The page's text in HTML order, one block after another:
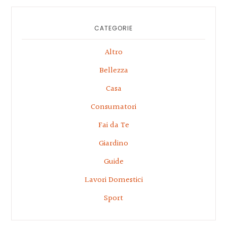
CATEGORIE
Altro
Bellezza
Casa
Consumatori
Fai da Te
Giardino
Guide
Lavori Domestici
Sport